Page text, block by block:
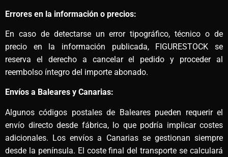
Errores en la información o precios:
En caso de detectarse un error tipográfico, técnico o de
precio en la información publicada, FIGURESTOCK se
reserva el derecho a cancelar el pedido y proceder al
reembolso íntegro del importe abonado.
Envíos a Baleares y Canarias:
Algunos códigos postales de Baleares pueden requerir el
envío directo desde fábrica, lo que podría implicar costes
adicionales. Los envíos a Canarias se gestionan siempre
desde la península. El coste final del transporte se calculará